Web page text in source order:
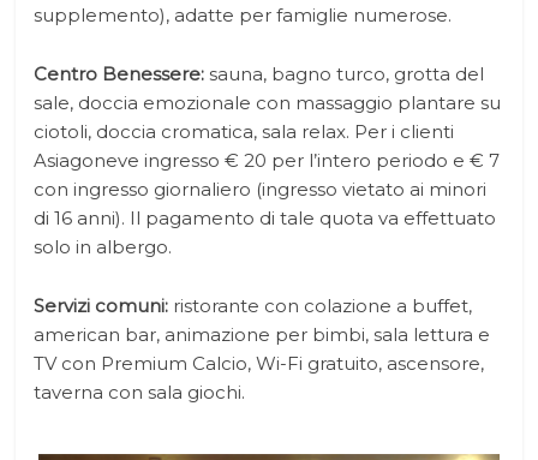
supplemento), adatte per famiglie numerose.
Centro Benessere: sauna, bagno turco, grotta del
sale, doccia emozionale con massaggio plantare su
ciotoli, doccia cromatica, sala relax. Per i clienti
Asiagoneve ingresso € 20 per l’intero periodo e € 7
con ingresso giornaliero (ingresso vietato ai minori
di 16 anni). Il pagamento di tale quota va effettuato
solo in albergo.
Servizi comuni: ristorante con colazione a buffet,
american bar, animazione per bimbi, sala lettura e
TV con Premium Calcio, Wi-Fi gratuito, ascensore,
taverna con sala giochi.